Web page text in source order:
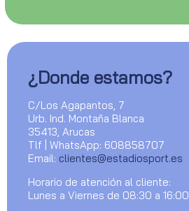
¿Donde estamos?
C/Los Agapantos, 7
Urb. Ind. Montaña Blanca
35413, Arucas
Tlf | WhatsApp: 608858707
Email: clientes@estadiosport.es
Horario de atención al cliente:
Lunes a Viernes de 08:30 a 16:00